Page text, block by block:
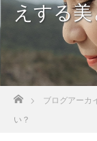
えする
ブログアーカ
い？